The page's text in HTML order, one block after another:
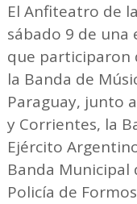
El Anfiteatro de
sábado 9 de
que participaron
la Banda de
Paraguay, junto
y Corrientes, la
Ejército
Banda Municipal
Policía de